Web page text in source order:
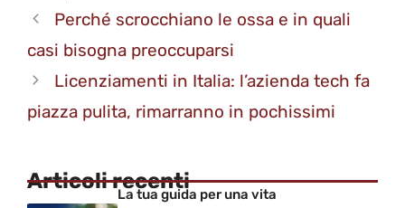
Perché scrocchiano le ossa e in quali
casi bisogna preoccuparsi
Licenziamenti in Italia: l’azienda tech fa
piazza pulita, rimarranno in pochissimi
Articoli recenti
La tua guida per una vita